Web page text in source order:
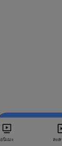
อนิเมะ ละ
รับชมใน BiliBili